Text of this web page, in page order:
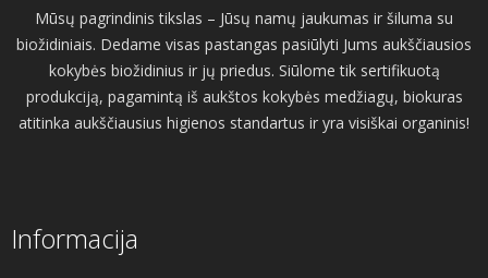
Mūsų pagrindinis tikslas – Jūsų namų jaukumas ir šiluma su
biožidiniais. Dedame visas pastangas pasiūlyti Jums aukščiausios
kokybės biožidinius ir jų priedus. Siūlome tik sertifikuotą
produkciją, pagamintą iš aukštos kokybės medžiagų, biokuras
atitinka aukščiausius higienos standartus ir yra visiškai organinis!
Informacija